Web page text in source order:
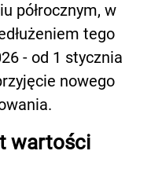
półrocznym, w
tego
- od 1 stycznia
nowego
wartości